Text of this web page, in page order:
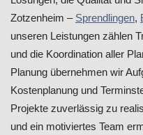
Zotzenheim – Sprendlingen,
unseren Leistungen zählen
und die Koordination aller
Planung übernehmen wir
Kostenplanung und
Projekte zuverlässig zu
und ein motiviertes Team